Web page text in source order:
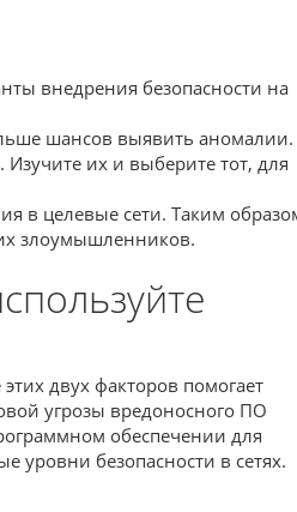
внедрения безопасности на
шансов выявить аномалии.
их и выберите тот, для
в целевые сети. Таким
злоумышленников.
двух факторов помогает
угрозы вредоносного ПО
обеспечении для
уровни безопасности в сетях.